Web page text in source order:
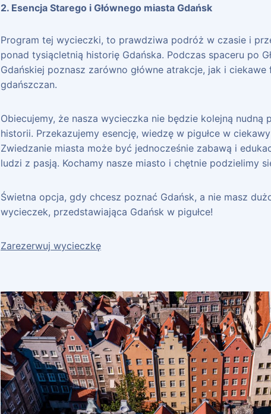
2. Esencja Starego i Głównego miasta Gdańsk
Program tej wycieczki, to prawdziwa podróż w czasie i
ponad tysiącletnią historię Gdańska. Podczas spaceru po
Gdańskiej poznasz zarówno główne atrakcje, jak i
gdańszczan.
Obiecujemy, że nasza wycieczka nie będzie kolejną nudną
historii. Przekazujemy esencję, wiedzę w pigułce w
Zwiedzanie miasta może być jednocześnie zabawą i
ludzi z pasją. Kochamy nasze miasto i chętnie podzielimy
Świetna opcja, gdy chcesz poznać Gdańsk, a nie masz
wycieczek, przedstawiająca Gdańsk w pigułce!
Zarezerwuj wycieczkę